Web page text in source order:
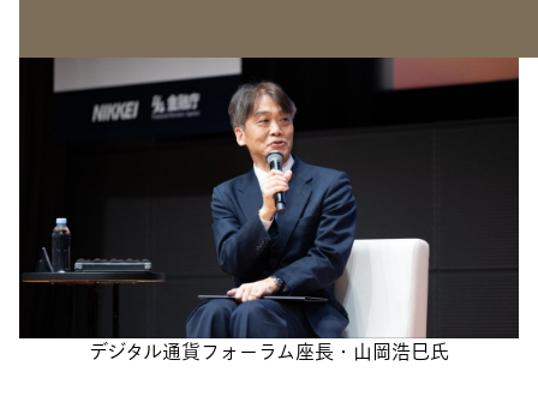
デジタル通貨フォーラム座長・山岡浩巳氏